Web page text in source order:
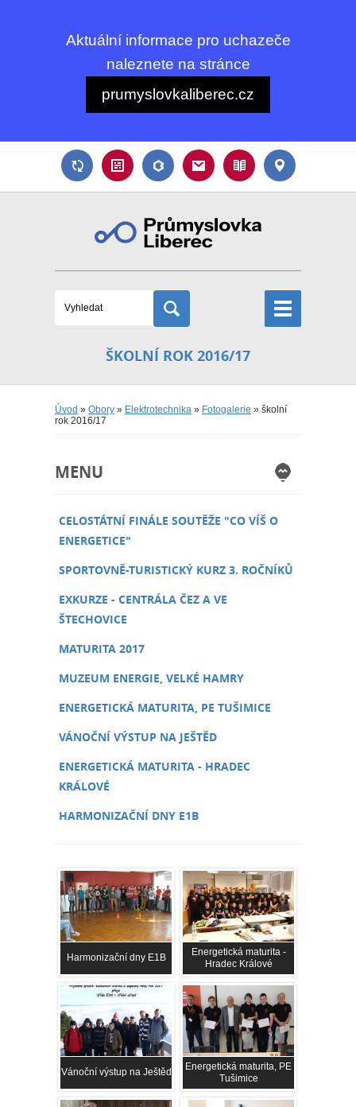
Aktuální informace pro uchazeče
naleznete na stránce
prumyslovkaliberec.cz
ŠKOLNÍ ROK 2016/17
Úvod » Obory » Elektrotechnika » Fotogalerie » školní
rok 2016/17
MENU
CELOSTÁTNÍ FINÁLE SOUTĚŽE "CO VÍŠ O
ENERGETICE"
SPORTOVNĚ-TURISTICKÝ KURZ 3. ROČNÍKŮ
EXKURZE - CENTRÁLA ČEZ A VE
ŠTECHOVICE
MATURITA 2017
MUZEUM ENERGIE, VELKÉ HAMRY
ENERGETICKÁ MATURITA, PE TUŠIMICE
VÁNOČNÍ VÝSTUP NA JEŠTĚD
ENERGETICKÁ MATURITA - HRADEC
KRÁLOVÉ
HARMONIZAČNÍ DNY E1B
Harmonizační dny E1B
Energetická maturita -
Hradec Králové
Vánoční výstup na Ještěd
Energetická maturita, PE
Tušimice